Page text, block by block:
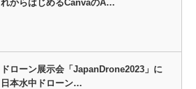
れからはじめるCanvaのA…
ドローン展示会「JapanDrone2023」に
日本水中ドローン…